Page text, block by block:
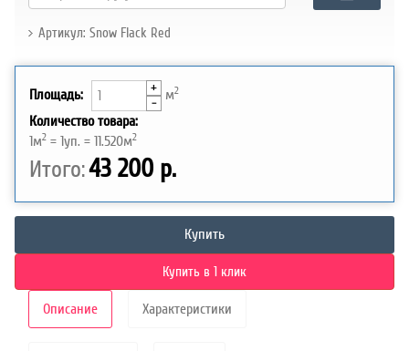
Артикул: Snow Flack Red
Площадь:
+
- м2
Количество товара:
1м2 =1уп. =11.520м2
Итого:43 200 р.
Купить
Купить в 1 клик
Описание Характеристики